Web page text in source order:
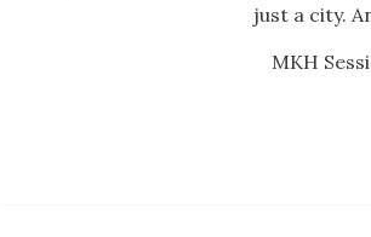
just a city.
MKH